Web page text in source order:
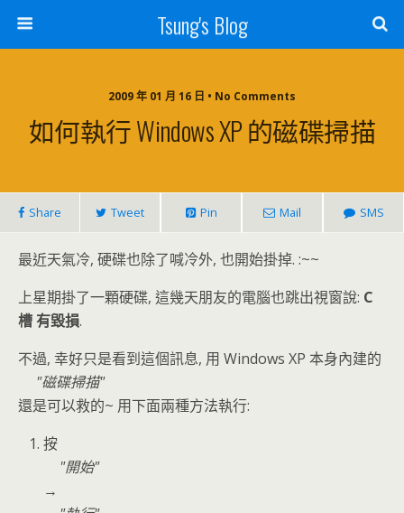
Tsung's Blog
2009 年 01 月 16 日 • No Comments
如何執行 Windows XP 的磁碟掃描
Share Tweet Pin Mail SMS
最近天氣冷, 硬碟也除了喊冷外, 也開始掛掉. :~~
上星期掛了一顆硬碟, 這幾天朋友的電腦也跳出視窗說: C
槽 有毀損.
不過, 幸好只是看到這個訊息, 用 Windows XP 本身內建的
磁碟掃描
還是可以救的~ 用下面兩種方法執行:
按
開始
→